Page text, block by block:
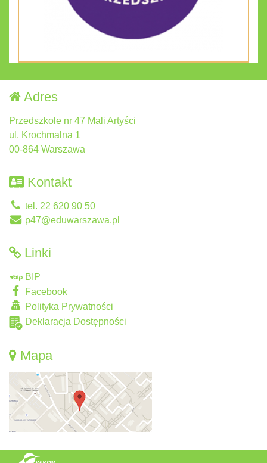
Adres
Przedszkole nr 47 Mali Artyści
ul. Krochmalna 1
00-864 Warszawa
Kontakt
tel. 22 620 90 50
p47@eduwarszawa.pl
Linki
BIP
Facebook
Polityka Prywatności
Deklaracja Dostępności
Mapa